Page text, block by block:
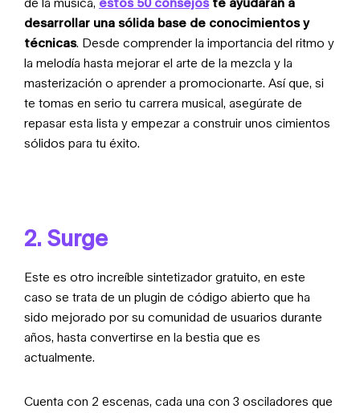
desarrollar una sólida base de conocimientos y
técnicas. Desde comprender la importancia del ritmo y
la melodía hasta mejorar el arte de la mezcla y la
masterización o aprender a promocionarte. Así que, si
te tomas en serio tu carrera musical, asegúrate de
repasar esta lista y empezar a construir unos cimientos
sólidos para tu éxito.
2. Surge
Este es otro increíble sintetizador gratuito, en este
caso se trata de un plugin de código abierto que ha
sido mejorado por su comunidad de usuarios durante
años, hasta convertirse en la bestia que es
actualmente.
Cuenta con 2 escenas, cada una con 3 osciladores que